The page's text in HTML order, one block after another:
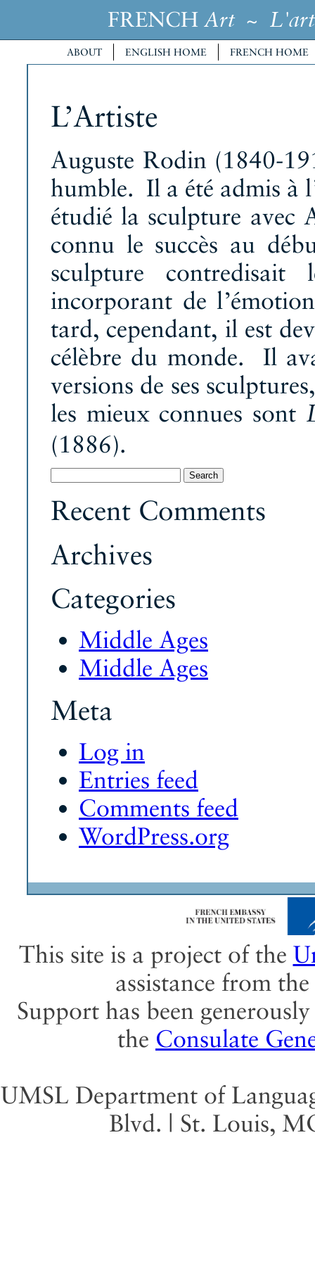
FRENCH Art~ L'art
ABOUT ENGLISH HOME FRENCH HOME
L’Artiste
Auguste Rodin (1840-
humble. Il a été admis à
étudié la sculpture avec
connu le succès au
sculpture contredisait
incorporant de
tard, cependant, il est
célèbre du monde. Il
versions de ses
les mieux connues sont
(1886).
for:
Recent Comments
Archives
Categories
Middle Ages
Middle Ages
Meta
Log in
Entries feed
Comments feed
WordPress.org
This site is a project of the
assistance from the
Support has been
the Consulate
UMSL Department of
Blvd. | St. Louis,